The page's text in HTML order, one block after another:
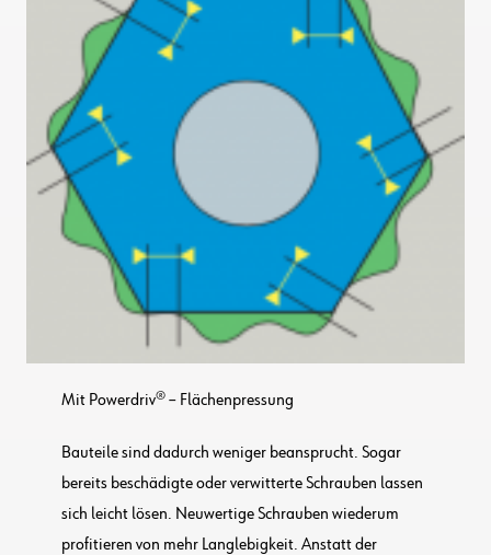
Mit Powerdriv® – Flächenpressung
Bauteile sind dadurch weniger beansprucht. Sogar
bereits beschädigte oder verwitterte Schrauben lassen
sich leicht lösen. Neuwertige Schrauben wiederum
profitieren von mehr Langlebigkeit. Anstatt der